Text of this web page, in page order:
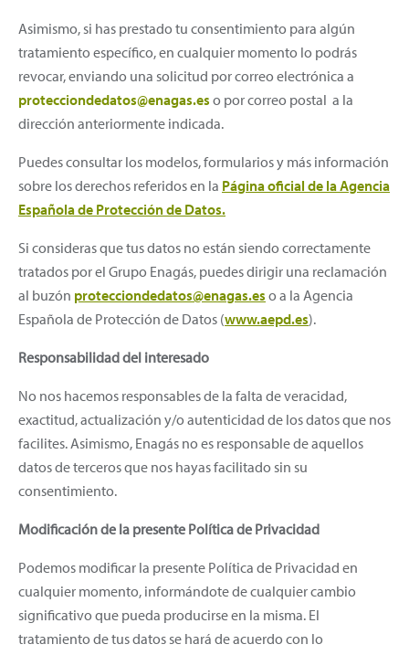
Asimismo, si has prestado tu consentimiento para algún
tratamiento específico, en cualquier momento lo podrás
revocar, enviando una solicitud por correo electrónica a
protecciondedatos@enagas.es o por correo postal a la
dirección anteriormente indicada.
Puedes consultar los modelos, formularios y más información
sobre los derechos referidos en la Página oficial de la Agencia
Española de Protección de Datos.
Si consideras que tus datos no están siendo correctamente
tratados por el Grupo Enagás, puedes dirigir una reclamación
al buzón protecciondedatos@enagas.es o a la Agencia
Española de Protección de Datos (www.aepd.es).
Responsabilidad del interesado
No nos hacemos responsables de la falta de veracidad,
exactitud, actualización y/o autenticidad de los datos que nos
facilites. Asimismo, Enagás no es responsable de aquellos
datos de terceros que nos hayas facilitado sin su
consentimiento.
Modificación de la presente Política de Privacidad
Podemos modificar la presente Política de Privacidad en
cualquier momento, informándote de cualquier cambio
significativo que pueda producirse en la misma. El
tratamiento de tus datos se hará de acuerdo con lo